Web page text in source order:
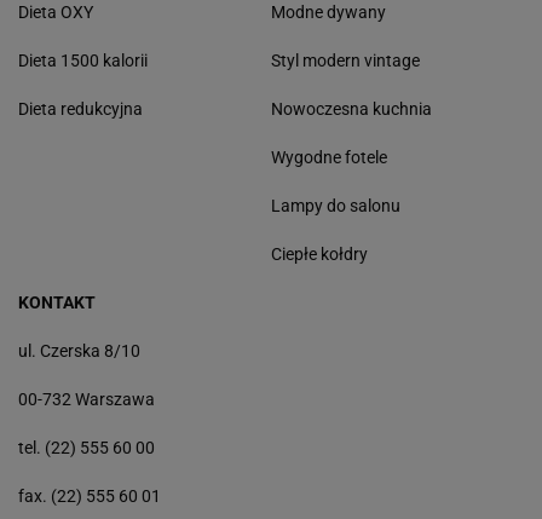
Dieta OXY
Dieta 1500 kalorii
Dieta redukcyjna
Modne dywany
Styl modern vintage
Nowoczesna kuchnia
Wygodne fotele
Lampy do salonu
Ciepłe kołdry
KONTAKT
ul. Czerska 8/10
00-732 Warszawa
tel. (22) 555 60 00
fax. (22) 555 60 01